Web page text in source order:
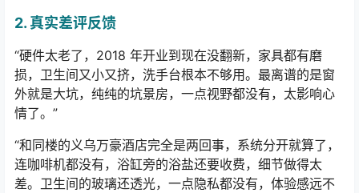
2. 真实差评反馈
“硬件太老了， 2018 年开业到现在没翻新，家具都有磨
损，卫生间又小又挤，洗手台根本不够用。最离谱的是窗
外就是大坑，纯纯的坑景房，一点视野都没有，太影响心
情了。 ”
“和同楼的义乌万豪酒店完全是两回事，系统分开就算了，
连咖啡机都没有，浴缸旁的浴盐还要收费，细节做得太
差。卫生间的玻璃还透光，一点隐私都没有，体验感远不